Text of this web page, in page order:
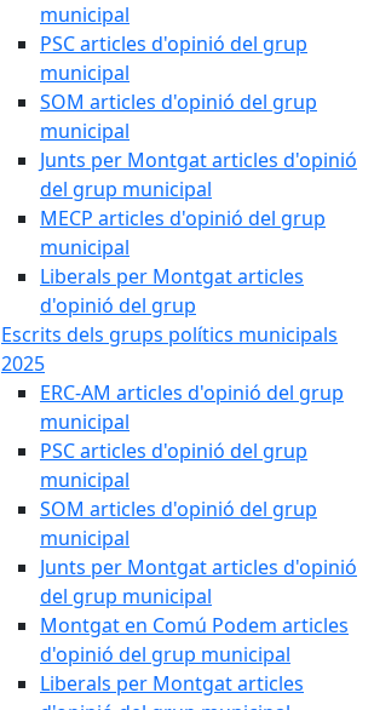
municipal
PSC articles d'opinió del grup
municipal
SOM articles d'opinió del grup
municipal
Junts per Montgat articles d'opinió
del grup municipal
MECP articles d'opinió del grup
municipal
Liberals per Montgat articles
d'opinió del grup
Escrits dels grups polítics municipals
2025
ERC-AM articles d'opinió del grup
municipal
PSC articles d'opinió del grup
municipal
SOM articles d'opinió del grup
municipal
Junts per Montgat articles d'opinió
del grup municipal
Montgat en Comú Podem articles
d'opinió del grup municipal
Liberals per Montgat articles